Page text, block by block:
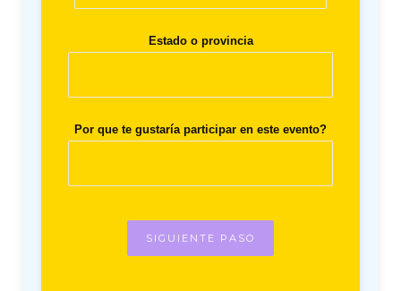
Estado o provincia
Por que te gustaría participar en este evento?